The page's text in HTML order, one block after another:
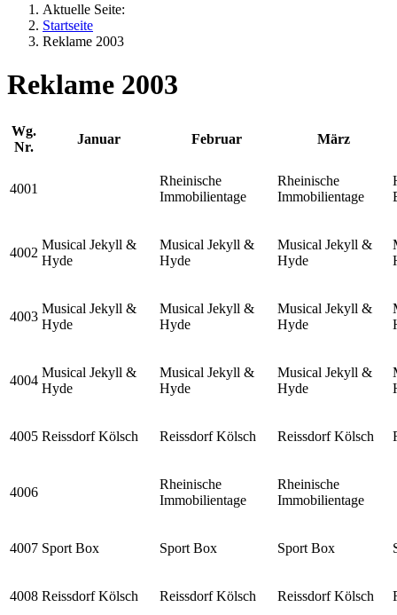
Aktuelle Seite:
Startseite
Reklame 2003
Reklame 2003
Wg.
Nr.
Januar Februar März
4001
Rheinische
Immobilientage
Rheinische
Immobilientage
4002
Musical Jekyll &
Hyde
Musical Jekyll &
Hyde
Musical Jekyll &
Hyde
4003
Musical Jekyll &
Hyde
Musical Jekyll &
Hyde
Musical Jekyll &
Hyde
4004
Musical Jekyll &
Hyde
Musical Jekyll &
Hyde
Musical Jekyll &
Hyde
4005 Reissdorf Kölsch Reissdorf Kölsch Reissdorf Kölsch
4006
Rheinische
Immobilientage
Rheinische
Immobilientage
4007 Sport Box Sport Box Sport Box
4008 Reissdorf Kölsch Reissdorf Kölsch Reissdorf Kölsch